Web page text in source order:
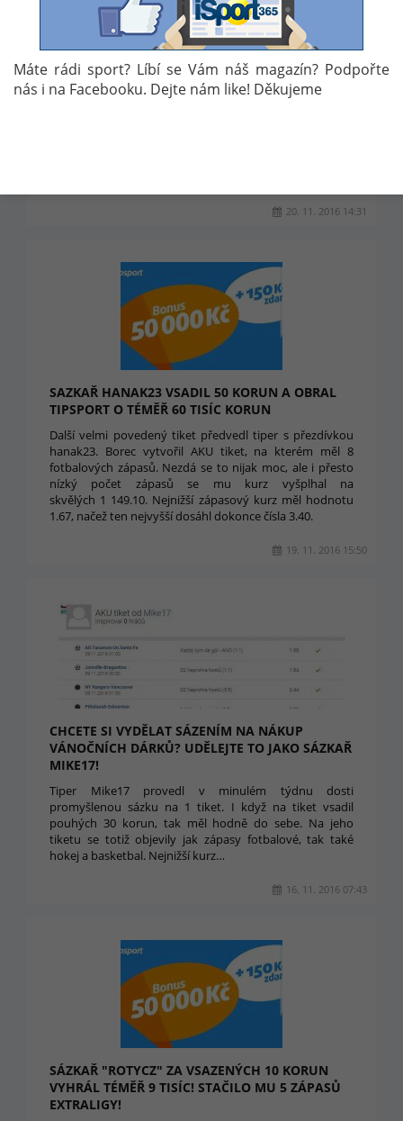
SAZKAŘ XISTOPINTO VSADIL NA TIKET 2,70 KČ A
MŮŽE VYHRÁT ZAJÍMAVÉ PENÍZE. INSPIRUJTE SE
JEHO TIKETEM.
20. 11. 2016 14:31
SAZKAŘ HANAK23 VSADIL 50 KORUN A OBRAL
TIPSPORT O TÉMĚŘ 60 TISÍC KORUN
Další velmi povedený tiket předvedl tiper s přezdívkou
hanak23. Borec vytvořil AKU tiket, na kterém měl 8
fotbalových zápasů. Nezdá se to nijak moc, ale i přesto
nízký počet zápasů se mu kurz vyšplhal na
skvělých 1 149.10. Nejnižší zápasový kurz měl hodnotu
1.67, načež ten nejvyšší dosáhl dokonce čísla 3.40.
19. 11. 2016 15:50
CHCETE SI VYDĚLAT SÁZENÍM NA NÁKUP
VÁNOČNÍCH DÁRKŮ? UDĚLEJTE TO JAKO SÁZKAŘ
MIKE17!
Tiper Mike17 provedl v minulém týdnu dosti
promyšlenou sázku na 1 tiket. I když na tiket vsadil
pouhých 30 korun, tak měl hodně do sebe. Na jeho
tiketu se totiž objevily jak zápasy fotbalové, tak také
hokej a basketbal. Nejnižší kurz…
16. 11. 2016 07:43
SÁZKAŘ "ROTYCZ" ZA VSAZENÝCH 10 KORUN
VYHRÁL TÉMĚŘ 9 TISÍC! STAČILO MU 5 ZÁPASŮ
EXTRALIGY!
Máte rádi sport? Líbí se Vám náš magazín? Podpořte
nás i na Facebooku. Dejte nám like! Děkujeme